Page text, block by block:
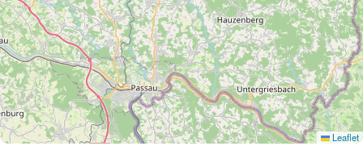
Leaflet